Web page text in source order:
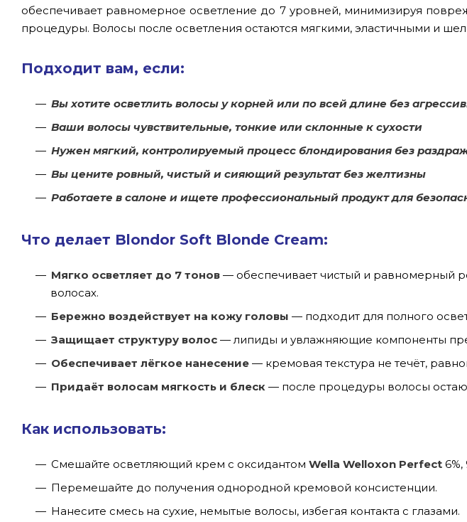
обеспечивает равномерное осветление до 7 уровней, минимизируя
процедуры. Волосы после осветления остаются мягкими, эластичными и
Подходит вам, если:
Вы хотите осветлить волосы у корней или по всей длине без
Ваши волосы чувствительные, тонкие или склонные к сухости
Нужен мягкий, контролируемый процесс блондирования без
Вы цените ровный, чистый и сияющий результат без желтизны
Работаете в салоне и ищете профессиональный продукт для
Что делает Blondor Soft Blonde Cream:
Мягко осветляет до 7 тонов — обеспечивает чистый и равномерный
волосах.
Бережно воздействует на кожу головы — подходит для полного
Защищает структуру волос — липиды и увлажняющие компоненты
Обеспечивает лёгкое нанесение — кремовая текстура не течёт,
Придаёт волосам мягкость и блеск — после процедуры волосы
Как использовать:
Смешайте осветляющий крем с оксидантом Wella Welloxon Perfect 6%,
Перемешайте до получения однородной кремовой консистенции.
Нанесите смесь на сухие, немытые волосы, избегая контакта с глазами.